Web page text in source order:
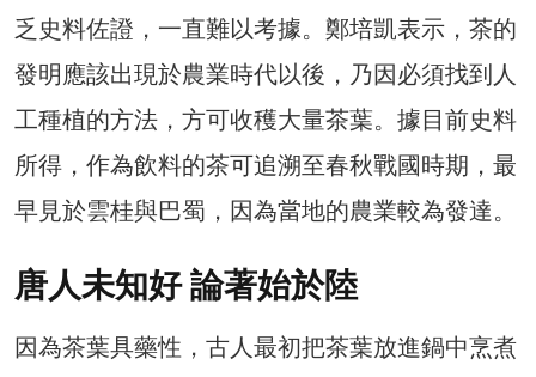
乏史料佐證，一直難以考據。鄭培凱表示，茶的
發明應該出現於農業時代以後，乃因必須找到人
工種植的方法，方可收穫大量茶葉。據目前史料
所得，作為飲料的茶可追溯至春秋戰國時期，最
早見於雲桂與巴蜀，因為當地的農業較為發達。
唐人未知好 論著始於陸
因為茶葉具藥性，古人最初把茶葉放進鍋中烹煮